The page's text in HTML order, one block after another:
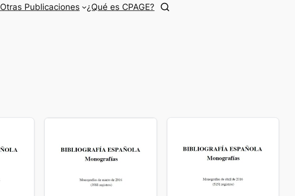
Otras Publicaciones ¿Qué es CPAGE?